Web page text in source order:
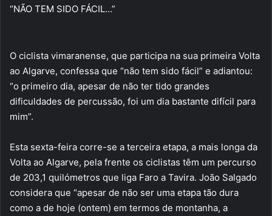
“NÃO TEM SIDO FÁCIL…”
O ciclista vimaranense, que participa na sua primeira Volta
ao Algarve, confessa que “não tem sido fácil” e adiantou:
“o primeiro dia, apesar de não ter tido grandes
dificuldades de percussão, foi um dia bastante difícil para
mim”.
Esta sexta-feira corre-se a terceira etapa, a mais longa da
Volta ao Algarve, pela frente os ciclistas têm um percurso
de 203,1 quilómetros que liga Faro a Tavira. João Salgado
considera que “apesar de não ser uma etapa tão dura
como a de hoje (ontem) em termos de montanha, a